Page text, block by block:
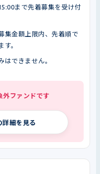
まで先着募集を受け付
集金額上限内、先着順で
す。
はできません。
外ファンドです
詳細を見る